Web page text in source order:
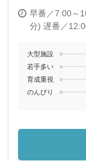
早番／7:00～
分) 遅番／
大型施設
若手多い
育成重視
のんびり